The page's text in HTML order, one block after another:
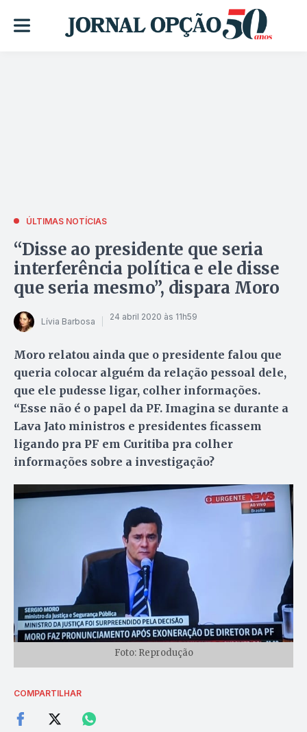
ÚLTIMAS NOTÍCIAS
“Disse ao presidente que seria
interferência política e ele disse
que seria mesmo”, dispara Moro
Lívia Barbosa 24 abril 2020 às 11h59
Moro relatou ainda que o presidente falou que
queria colocar alguém da relação pessoal dele,
que ele pudesse ligar, colher informações.
“Esse não é o papel da PF. Imagina se durante a
Lava Jato ministros e presidentes ficassem
ligando pra PF em Curitiba pra colher
informações sobre a investigação?
Foto: Reprodução
COMPARTILHAR